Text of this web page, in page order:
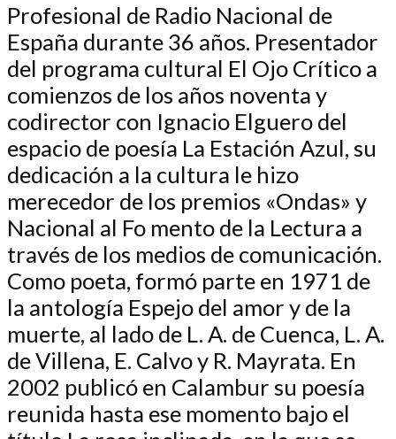
Profesional de Radio Nacional de
España durante 36 años. Presentador
del programa cultural El Ojo Crítico a
comienzos de los años noventa y
codirector con Ignacio Elguero del
espacio de poesía La Estación Azul, su
dedicación a la cultura le hizo
merecedor de los premios «Ondas» y
Nacional al Fo mento de la Lectura a
través de los medios de comunicación.
Como poeta, formó parte en 1971 de
la antología Espejo del amor y de la
muerte, al lado de L. A. de Cuenca, L. A.
de Villena, E. Calvo y R. Mayrata. En
2002 publicó en Calambur su poesía
reunida hasta ese momento bajo el